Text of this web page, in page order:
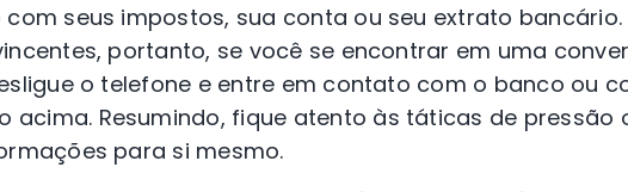
seus impostos, sua conta ou seu extrato bancário.
portanto, se você se encontrar em uma
o telefone e entre em contato com o banco ou
acima. Resumindo, fique atento às táticas de pressão
para si mesmo.